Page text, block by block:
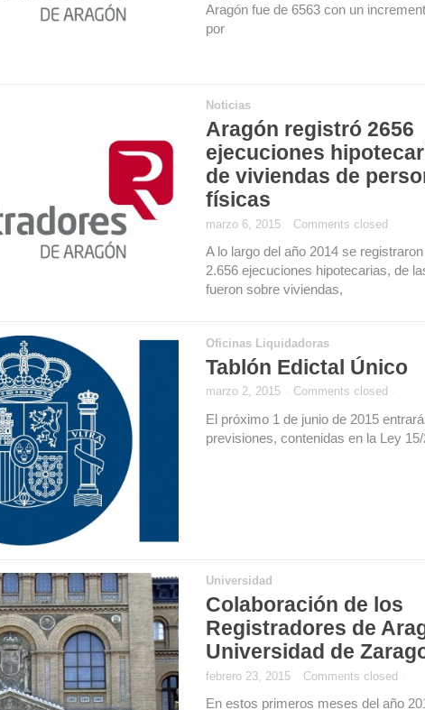
Aragón fue de 6563 con un
por
Noticias
Aragón registró 2656
ejecuciones
de viviendas de
físicas
marzo 6, 2015 Comments closed
A lo largo del año 2014 se
2.656 ejecuciones hipotecarias, de
fueron sobre viviendas,
Oficinas Liquidadoras
Tablón Edictal Único
marzo 2, 2015 Comments closed
El próximo 1 de junio de 2015
previsiones, contenidas en la Ley
Universidad
Colaboración de los
Registradores de
Universidad de
febrero 23, 2015 Comments closed
En estos primeros meses del año